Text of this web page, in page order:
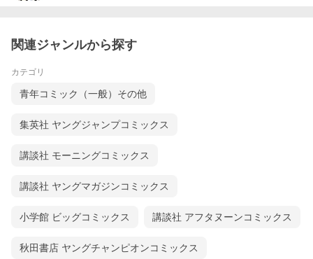
関連ジャンルから探す
カテゴリ
青年コミック（一般）その他
集英社 ヤングジャンプコミックス
講談社 モーニングコミックス
講談社 ヤングマガジンコミックス
小学館 ビッグコミックス 講談社 アフタヌーンコミックス
秋田書店 ヤングチャンピオンコミックス